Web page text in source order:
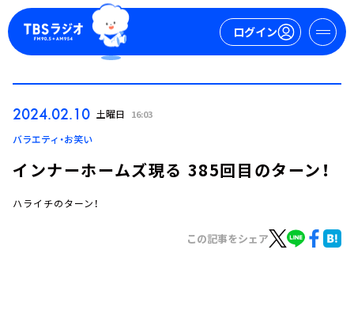
ログイン
ログイン
2024.02.10 土曜日 16:03
バラエティ・お笑い
インナーホームズ現る 385回目のターン！
ハライチのターン！
この記事をシェア